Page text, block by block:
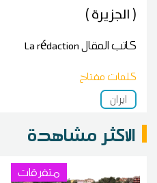
( الجزيرة )
كاتب المقالLa rédaction
كلمات مفتاح
ايران
الاكثر مشاهدة
متفرقات